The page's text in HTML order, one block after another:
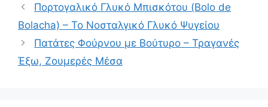
Πορτογαλικό Γλυκό Μπισκότου (Bolo de
Bolacha) – Το Νοσταλγικό Γλυκό Ψυγείου
Πατάτες Φούρνου με Βούτυρο – Τραγανές
Έξω, Ζουμερές Μέσα